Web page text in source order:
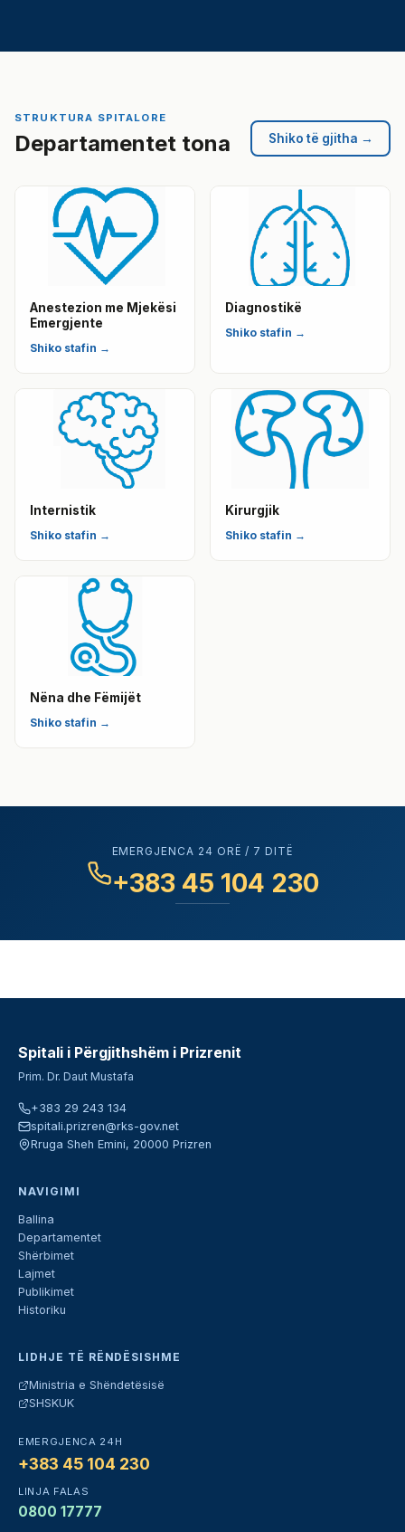
STRUKTURA SPITALORE
Departamentet tona Shiko të gjitha →
Anestezion me Mjekësi
Emergjente
Shiko stafin →
Diagnostikë
Shiko stafin →
Internistik
Shiko stafin →
Kirurgjik
Shiko stafin →
Nëna dhe Fëmijët
Shiko stafin →
EMERGJENCA 24 ORË / 7 DITË
+383 45 104 230
Spitali i Përgjithshëm i Prizrenit
Prim. Dr. Daut Mustafa
+383 29 243 134
spitali.prizren@rks-gov.net
Rruga Sheh Emini, 20000 Prizren
NAVIGIMI
Ballina
Departamentet
Shërbimet
Lajmet
Publikimet
Historiku
LIDHJE TË RËNDËSISHME
Ministria e Shëndetësisë
SHSKUK
EMERGJENCA 24H
+383 45 104 230
LINJA FALAS
0800 17777